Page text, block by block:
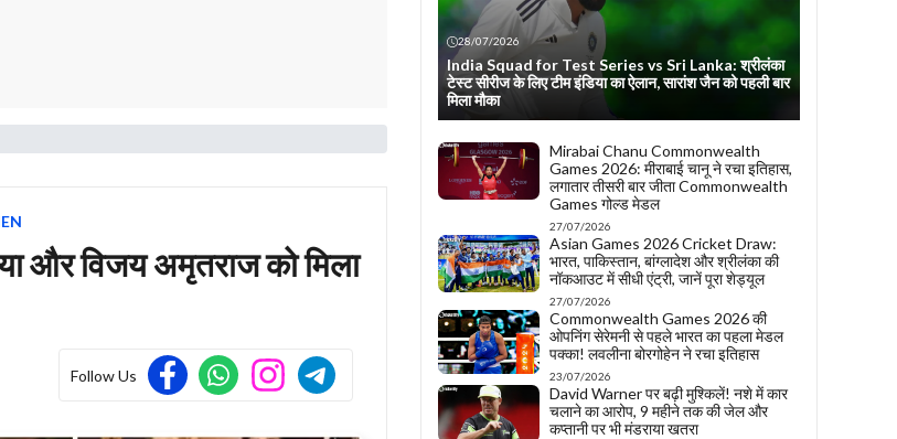
और विजय अमृतराज को मिला
Follow Us
28/07/2026
India Squad for Test Series vs Sri Lanka: श्रीलंका
टेस्ट सीरीज के लिए टीम इंडिया का ऐलान, सारांश जैन को पहली बार
मिला मौका
Mirabai Chanu Commonwealth
Games 2026: मीराबाई चानू ने रचा इतिहास,
लगातार तीसरी बार जीता Commonwealth
Games गोल्ड मेडल
27/07/2026
Asian Games 2026 Cricket Draw:
भारत, पाकिस्तान, बांग्लादेश और श्रीलंका की
नॉकआउट में सीधी एंट्री, जानें पूरा शेड्यूल
27/07/2026
Commonwealth Games 2026 की
ओपनिंग सेरेमनी से पहले भारत का पहला मेडल
पक्का! लवलीना बोरगोहेन ने रचा इतिहास
23/07/2026
David Warner पर बढ़ी मुश्किलें! नशे में कार
चलाने का आरोप, 9 महीने तक की जेल और
कप्तानी पर भी मंडराया खतरा